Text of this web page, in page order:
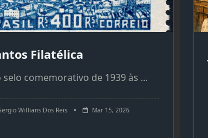
Filatélica
selo comemorativo de 1939 às ...
Willians Dos Reis Mar 15, 2026